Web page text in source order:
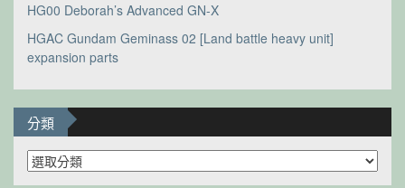
HG00 Deborah’s Advanced GN-X
HGAC Gundam Geminass 02 [Land battle heavy unit]
expansion parts
分類
分
類